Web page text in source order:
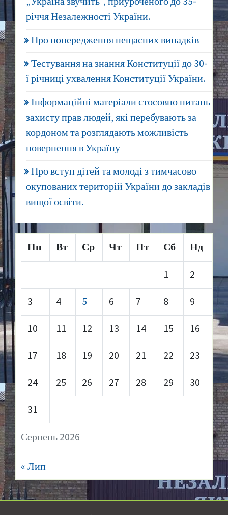
річчя Незалежності України.
Про попередження нещасних випадків
Тестування на знання Конституції до 30-
ї річниці ухвалення Конституції України.
Інформаційні матеріали стосовно питань
захисту прав людей, які перебувають за
кордоном та розглядають можливість
повернення в Україну
Про вступ дітей та молоді з тимчасово
окупованих територій України до закладів
вищої освіти.
Серпень 2026
Пн Вт Ср Чт Пт Сб Нд
1 2
3 4 5 6 7 8 9
10 11 12 13 14 15 16
17 18 19 20 21 22 23
24 25 26 27 28 29 30
31
« Лип